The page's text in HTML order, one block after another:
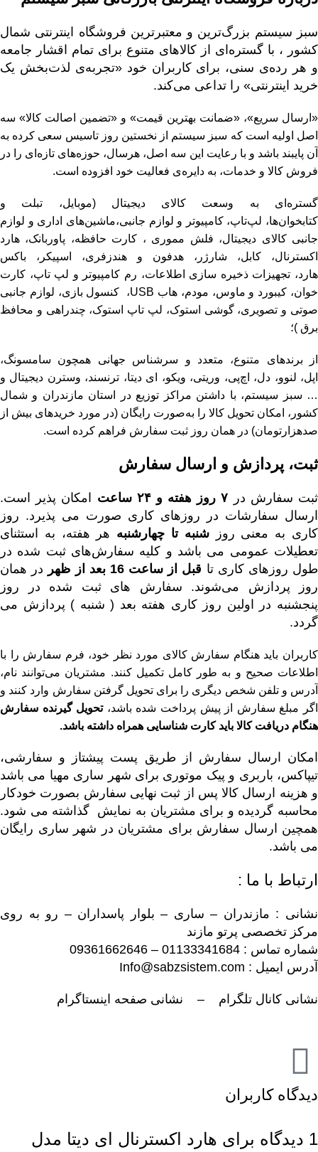
سبز سیستم بزرگ‌ترین و معتبرترین فروشگاه اینترنتی شمال
کشور ، با گستره‌ای از کالاهای متنوع برای تمام اقشار جامعه
و هر رده‌ی سنی، برای کاربران خود «تجربه‌ی لذت‌بخش یک
خرید اینترنتی» را تداعی می‌کند.
«ارسال سریع»، «ضمانت بهترین قیمت» و «تضمین اصالت کالا» سه
اصل اولیه است که سبز سیستم از نخستین روز تاسیس سعی کرده به
آن پایبند باشد و با رعایت این سه اصل، هرسال، حوزه‌های تازه‌ای را در
فروش کالا و خدمات، به دایره‌ی فعالیت خود افزوده است.
گستره‌ای به وسعت کالای دیجیتال (موبایل، تبلت و
کتابخوان‌ها، لپ‌تاپ،کامپیوتر و لوازم جانبی،ماشین‌های اداری و لوازم
جانبی کالای دیجیتال، فلش مموری ، کارت حافظه، پاوربانک، هارد
اکسترنال، کابل، شارژر ، هدفون و هندزفری، اسپیکر ، باکس
هارد، تجهیزات ذخیره سازی اطلاعات، رم کامپیوتر و لپ تاپ، کارت
خوان، کیبورد و ماوس، مودم،هاب USB ، کنسول بازی، لوازم جانبی
صوتی و تصویری،گوشی استوک، لپ تاپ استوک، چندراهی و محافظ
برق )؛
از برندهای متنوع، متعدد و سرشناس جهانی همچون سامسونگ،
اپل، لنوو، دل، اچ‌پی، وریتی، ویکو، ای دیتا، ترنسند، وسترن دیجیتال و
… سبز سیستم، با داشتن مراکز توزیع در استان مازندران و شمال
کشور، امکان تحویل کالا را به‌صورت رایگان (در مورد خریدهای بیش از
صدهزارتومان) در همان روز ثبت سفارش فراهم کرده است.
ثبت، پردازش و ارسال سفارش
ثبت سفارش در ۷ روز هفته و ۲۴ ساعت
امکان پذیر است.
ارسال سفارشات در روزهای کاری صورت می پذیرد. روز
کاری به معنی روزشنبه تا چهارشنبه هر هفته، به استثنای
تعطیلات عمومی می باشد و کلیه سفارش‏‌های ثبت شده در
طول روزهای کاری تا قبل از ساعت 16 بعد از ظهر
در همان
روز پردازش می‌‏شوند. سفارش های ثبت شده در روز
پنجشنبه در اولین روز کاری هفته بعد ( شنبه ) پردازش می
گردد.
کاربران باید هنگام سفارش کالای مورد نظر خود، فرم سفارش را با
اطلاعات صحیح و به طور کامل تکمیل کنند. مشتریان می‌توانند نام،
آدرس و تلفن شخص دیگری را برای تحویل گرفتن سفارش وارد کنند و
اگر مبلغ سفارش از پیش پرداخت شده باشد،تحویل گیرنده سفارش
هنگام دریافت کالا باید کارت شناسایی همراه داشته باشد.
امکان ارسال سفارش از طریق پست پیشتاز و سفارشی،
تیپاکس، باربری و پیک موتوری برای شهر ساری مهیا می باشد
و هزینه ارسال کالا پس از ثبت نهایی سفارش بصورت خودکار
محاسبه گردیده و برای مشتریان به نمایش گذاشته می شود.
همچین ارسال سفارش برای مشتریان در شهر ساری رایگان
می باشد.
ارتباط با ما :
نشانی : مازندران – ساری – بلوار پاسداران – رو به روی
مرکز تخصصی پرتو مازند
شماره تماس : 01133341684 – 09361662646
آدرس ایمیل : Info@sabzsistem.com
نشانی کانال تلگرام – نشانی صفحه اینستاگرام
دیدگاه کاربران
1 دیدگاه برای
هارد اکسترنال ای دیتا مدل